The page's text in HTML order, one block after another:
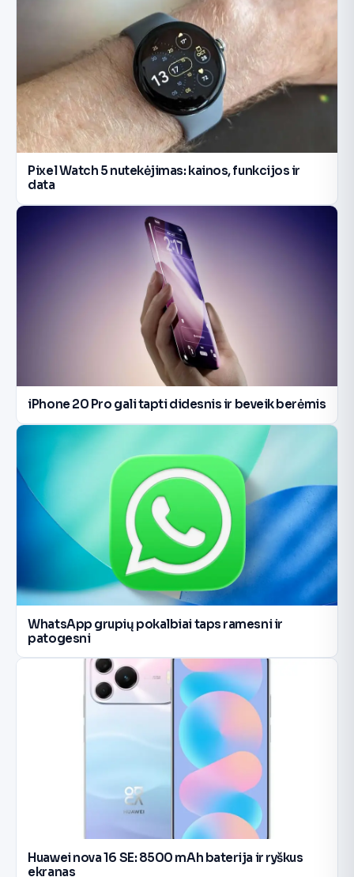
Pixel Watch 5 nutekėjimas: kainos, funkcijos ir
data
iPhone 20 Pro gali tapti didesnis ir beveik berėmis
WhatsApp grupių pokalbiai taps ramesni ir
patogesni
Huawei nova 16 SE: 8500 mAh baterija ir ryškus
ekranas